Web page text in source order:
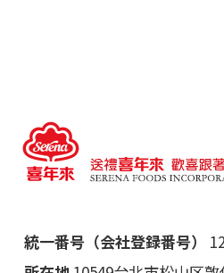
統一番号（会社登録番号）